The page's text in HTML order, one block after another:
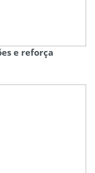
e reforça